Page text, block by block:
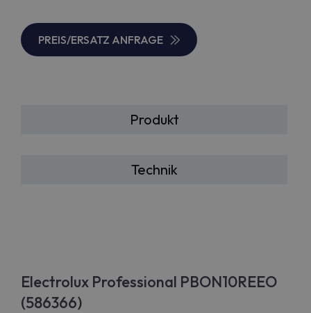
PREIS/ERSATZ ANFRAGE
Produkt
Technik
Electrolux Professional PBON10REEO
(586366)